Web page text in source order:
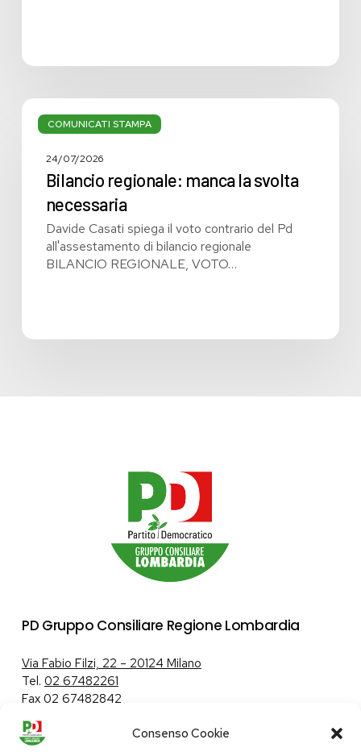
Consenso Cookie
COMUNICATI STAMPA
Bilancio
regionale:
svolta
24/07/2026
Bilancio regionale: manca la svolta
necessaria
Davide Casati spiega il voto contrario del Pd
all'assestamento di bilancio regionale
BILANCIO REGIONALE, VOTO…
PD Gruppo Consiliare Regione Lombardia
Via Fabio Filzi, 22 – 20124 Milano
Tel. 02 67482261
Fax 02 67482842
Tutela dei dati personali|Politica sui cookie